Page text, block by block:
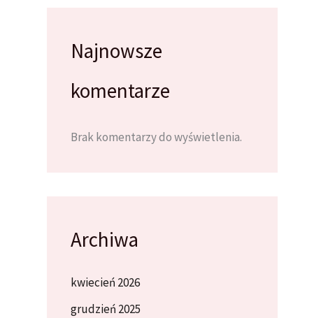
Najnowsze
komentarze
Brak komentarzy do wyświetlenia.
Archiwa
kwiecień 2026
grudzień 2025